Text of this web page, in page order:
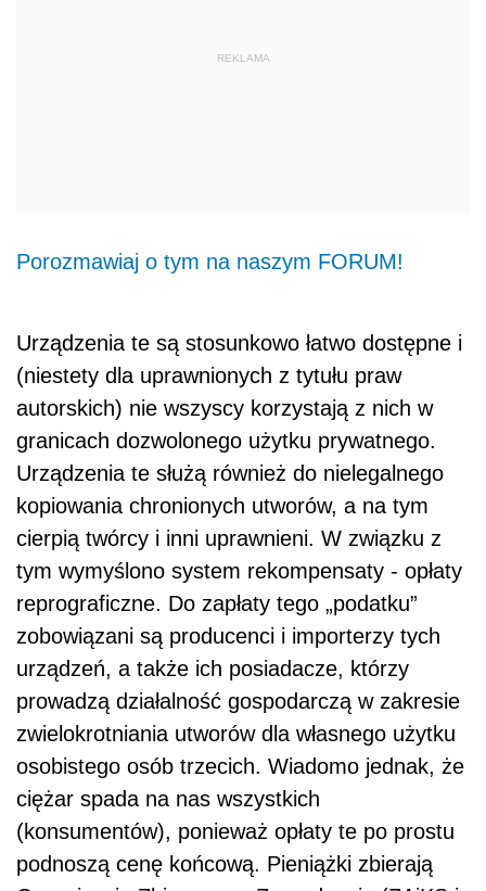
REKLAMA
Porozmawiaj o tym na naszym FORUM!
Urządzenia te są stosunkowo łatwo dostępne i
(niestety dla uprawnionych z tytułu praw
autorskich) nie wszyscy korzystają z nich w
granicach dozwolonego użytku prywatnego.
Urządzenia te służą również do nielegalnego
kopiowania chronionych utworów, a na tym
cierpią twórcy i inni uprawnieni. W związku z
tym wymyślono system rekompensaty - opłaty
reprograficzne. Do zapłaty tego „podatku”
zobowiązani są producenci i importerzy tych
urządzeń, a także ich posiadacze, którzy
prowadzą działalność gospodarczą w zakresie
zwielokrotniania utworów dla własnego użytku
osobistego osób trzecich. Wiadomo jednak, że
ciężar spada na nas wszystkich
(konsumentów), ponieważ opłaty te po prostu
podnoszą cenę końcową. Pieniążki zbierają